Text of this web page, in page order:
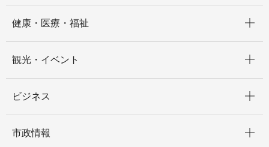
健康・医療・福祉
観光・イベント
ビジネス
市政情報